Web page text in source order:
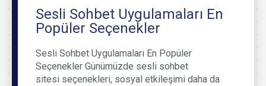
Sesli Sohbet Uygulamaları En
Popüler Seçenekler
Sesli Sohbet Uygulamaları En Popüler
Seçenekler Günümüzde sesli sohbet
sitesi seçenekleri, sosyal etkileşimi daha da